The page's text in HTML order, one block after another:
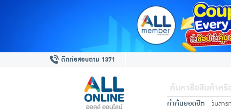
ติดต่อสอบถาม 1371
คำค้นยอดฮิต วันสาร